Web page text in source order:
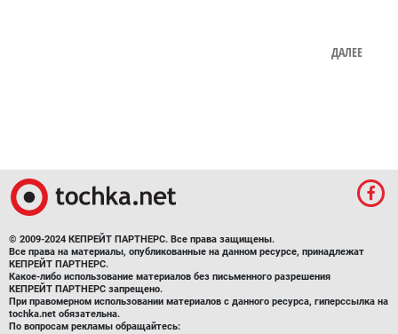
ДАЛЕЕ
© 2009-2024 КЕПРЕЙТ ПАРТНЕРС. Все права защищены.
Все права на материалы, опубликованные на данном ресурсе, принадлежат
КЕПРЕЙТ ПАРТНЕРС.
Какое-либо использование материалов без письменного разрешения
КЕПРЕЙТ ПАРТНЕРС запрещено.
При правомерном использовании материалов с данного ресурса, гиперссылка на
tochka.net обязательна.
По вопросам рекламы обращайтесь: